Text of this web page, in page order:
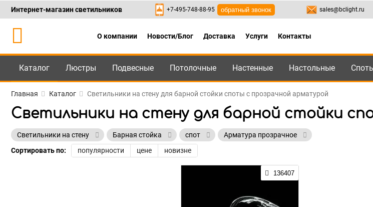
Каталог +7-495-748-88-95 ,8-800-550-95-45 sales@bclight.ru
Интернет-магазин светильников +7-495-748-88-95 обратный звонок sales@bclight.ru
О компании Новости/Блог Доставка Услуги Контакты
Каталог Люстры Подвесные Потолочные Настенные Настольные
Главная Каталог Светильники на стену для барной стойки споты с прозрачной арматурой
Светильники на стену для барной стойки
Светильники на стену Барная стойка спот
Арматура прозрачное
Сортировать по:
популярности цене новизне
136407